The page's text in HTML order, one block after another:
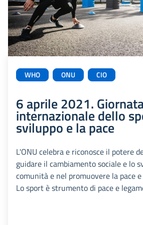
WHO ONU CIO
6 aprile 2021.
internazionale dello
sviluppo e la pace
L'ONU celebra e riconosce il potere
guidare il cambiamento sociale e lo
comunità e nel promuovere la pace
Lo sport è strumento di pace e